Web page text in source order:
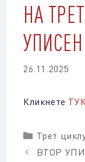
НА
26.11.2025
Кликнете
Categories
Трет
ВТОР